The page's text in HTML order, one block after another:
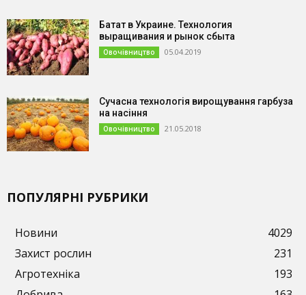
Батат в Украине. Технология
выращивания и рынок сбыта
Овочівництво 05.04.2019
Сучасна технологія вирощування гарбуза
на насіння
Овочівництво 21.05.2018
ПОПУЛЯРНІ РУБРИКИ
Новини
4029
Захист рослин
231
Агротехніка
193